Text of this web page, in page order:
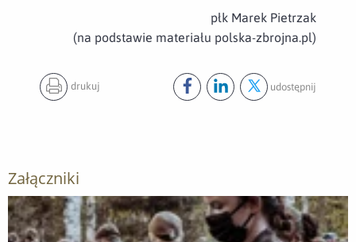
płk Marek Pietrzak
(na podstawie materiału polska-zbrojna.pl)
drukuj udostępnij
Załączniki
Otwórz załącznik Apel Pamięci przy Pomniku Bohaterów